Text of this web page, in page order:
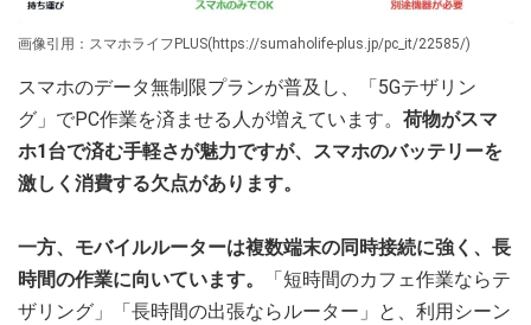
画像引用：スマホライフPLUS(https://sumaholife-plus.jp/pc_it/22585/)
スマホのデータ無制限プランが普及し、「5Gテザリン
グ」でPC作業を済ませる人が増えています。 荷物がスマ
ホ1台で済む手軽さが魅力ですが、スマホのバッテリーを
激しく消費する欠点があります。
一方、モバイルルーターは複数端末の同時接続に強く、長
時間の作業に向いています。
「短時間のカフェ作業ならテ
ザリング」「長時間の出張ならルーター」と、利用シーン